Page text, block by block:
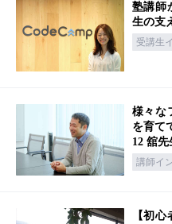
塾講師
生の支
受講生
様々な
を育て
12 舘先
講師イ
【初